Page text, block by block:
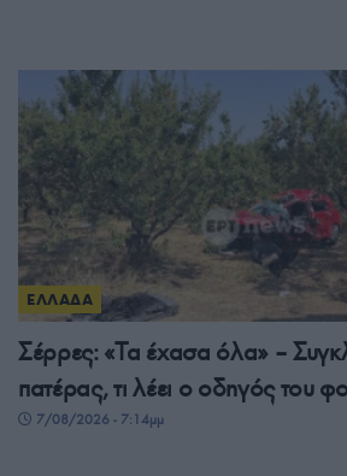
ΕΛΛΑΔΑ
Σέρρες: «Τα έχασα όλα» –
πατέρας, τι λέει ο οδηγός του
7/08/2026 - 7:14μμ